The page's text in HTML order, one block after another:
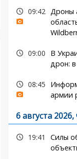
09:42 Дроны
09:00
В
дрон:
08:45
армии
6 августа
19:41
Силы